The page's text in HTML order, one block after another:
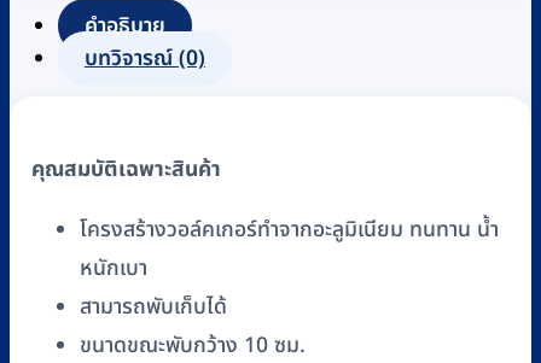
มิ
เนียม
ได้
PISIT
CA812LG
ชิ้น
คำอธิบาย
บทวิจารณ์ (0)
คุณสมบัติเฉพาะสินค้า
โครงสร้างวอล์คเกอร์ทำจากอะลูมิเนียม ทนทาน น้ำ
หนักเบา
สามารถพับเก็บได้
ขนาดขณะพับกว้าง 10 ซม.